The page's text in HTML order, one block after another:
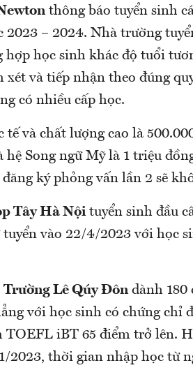
thông báo tuyển sinh
2023 – 2024. Nhà trường
hợp học sinh khác độ tuổi
xét và tiếp nhận theo đúng
có nhiều cấp học.
tế và chất lượng cao là
hệ Song ngữ Mỹ là 1 triệu
ký phỏng vấn lần 2 sẽ
Tây Hà Nộituyển sinh đầu
vào 22/4/2023 với học
Trường Lê Qúy Đôndành 180
với học sinh có chứng chỉ
TOEFL iBT 65 điểm trở lên.
2023, thời gian nhập học từ